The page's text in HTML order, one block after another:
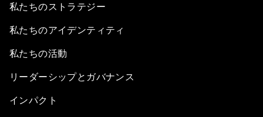
私たちのストラテジー
私たちのアイデンティティ
私たちの活動
リーダーシップとガバナンス
インパクト